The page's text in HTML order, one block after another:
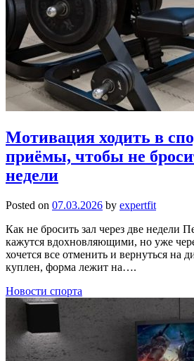
Мотивация ходить в
приёмы, чтобы не
недели
Posted on 07.03.2026 by expertfit
Как не бросить зал через две недели
кажутся вдохновляющими, но уже
хочется все отменить и вернуться на
куплен, форма лежит на….
Новости спорта